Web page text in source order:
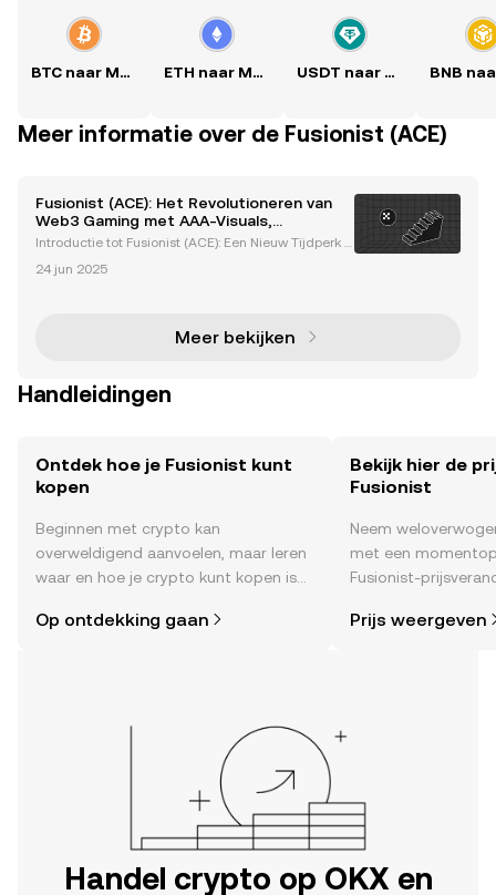
BTC naar MDL ETH naar MDL USDT naar MDL
Meer informatie over de Fusionist (ACE)
Fusionist (ACE): Het Revolutioneren van
Web3 Gaming met AAA-Visuals,
Blockchain-Integratie en AI-Gestuurde
Introductie tot Fusionist (ACE): Een Nieuw Tijdperk i
n revolutionaire transformatie met de integratie van
24 jun 2025
Meer bekijken
Handleidingen
Ontdek hoe je Fusionist kunt
kopen
Beginnen met crypto kan
overweldigend aanvoelen, maar leren
waar en hoe je crypto kunt kopen is
reis op de mobiele app van OKX of
Op ontdekking gaan
Bekijk hier de
Fusionist
Neem
met een
Fusionist-
nieuws en meer.
Prijs weergeven
Handel crypto op OKX en